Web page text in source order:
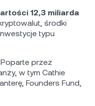
12,3 miliarda
środki
typu
Poparte przez
w tym Cathie
Founders Fund,